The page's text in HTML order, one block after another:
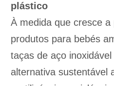
plástico
À medida que cresce
produtos para bebés
taças de aço
alternativa sustentável